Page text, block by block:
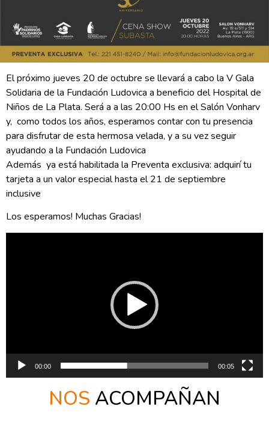
El próximo jueves 20 de octubre se llevará a cabo la V Gala
Solidaria de la Fundación Ludovica a beneficio del Hospital de
Niños de La Plata. Será a a las 20:00 Hs en el Salón Vonharv
y, como todos los años, esperamos contar con tu presencia
para disfrutar de esta hermosa velada, y a su vez seguir
ayudando a la Fundación Ludovica
Además ya está habilitada la Preventa exclusiva: adquirí tu
tarjeta a un valor especial hasta el 21 de septiembre
inclusive
Los esperamos! Muchas Gracias!
00:00 00:05
NOS ACOMPAÑAN